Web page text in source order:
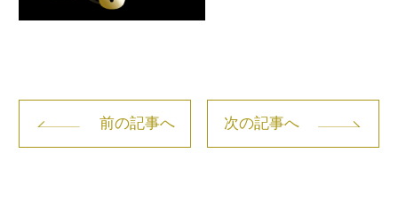
前の記事へ 次の記事へ